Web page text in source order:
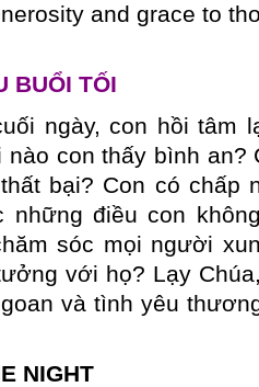
and grace to
BUỔI TỐI
ngày, con hồi tâm
nào con thấy bình an?
bại? Con có chấp
những điều con
sóc mọi người
với họ? Lạy
và tình yêu
NIGHT